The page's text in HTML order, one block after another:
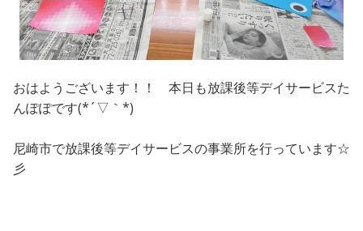
おはようございます！！ 本日も放課後等デイサービスた
んぽぽです(*´▽｀*)
尼崎市で放課後等デイサービスの事業所を行っています☆
彡